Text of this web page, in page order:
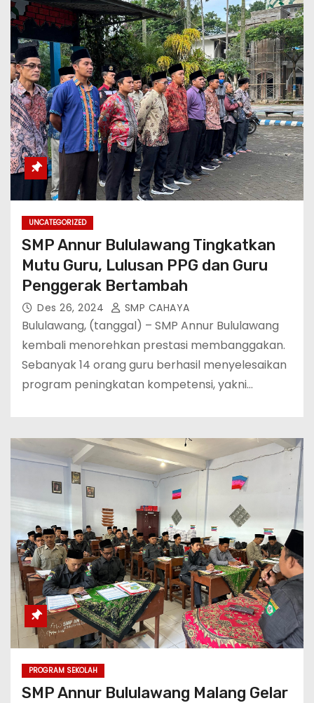
UNCATEGORIZED
SMP Annur Bululawang Tingkatkan
Mutu Guru, Lulusan PPG dan Guru
Penggerak Bertambah
Des 26, 2024 SMP CAHAYA
Bululawang, (tanggal) – SMP Annur Bululawang
kembali menorehkan prestasi membanggakan.
Sebanyak 14 orang guru berhasil menyelesaikan
program peningkatan kompetensi, yakni…
PROGRAM SEKOLAH
SMP Annur Bululawang Malang Gelar